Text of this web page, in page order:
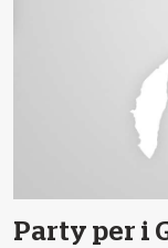
Party per i